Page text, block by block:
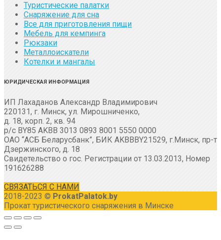
Туристические палатки
Снаряжение для сна
Все для приготовления пищи
Мебель для кемпинга
Рюкзаки
Металлоискатели
Котелки и мангалы
ЮРИДИЧЕСКАЯ ИНФОРМАЦИЯ
ИП Лахаданов Александр Владимирович
220131, г. Минск, ул. Мирошниченко,
д. 18, корп. 2, кв. 94
р/с BY85 AKBB 3013 0893 8001 5550 0000
ОАО “АСБ Беларусбанк”, БИК AKBBBY21529, г.Минск, пр-т
Дзержинского, д. 18
Свидетельство о гос. Регистрации от 13.03.2013, Номер
191626288
СВЯЗАТЬСЯ С НАМИ
2018-2023 © ProkatPalatok.by
Прокат туристического снаряжения в Минске